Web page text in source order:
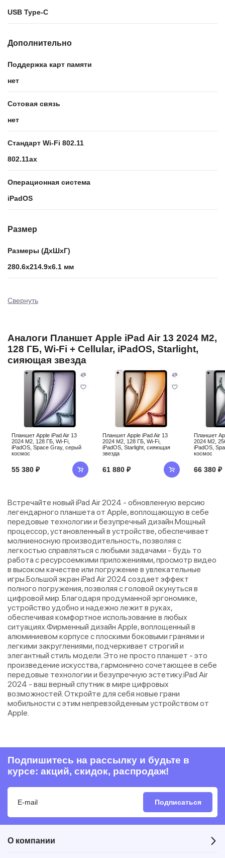
USB Type-C
Дополнительно
Поддержка карт памяти
нет
Сотовая связь
нет
Стандарт Wi-Fi 802.11
802.11ax
Операционная система
iPadOS
Размер
Размеры (ДхШхГ)
280.6x214.9x6.1 мм
Свернуть
Аналоги Планшет Apple iPad Air 13 2024 M2,
128 ГБ, Wi-Fi + Cellular, iPadOS, Starlight,
сияющая звезда
Планшет Apple iPad Air 13
2024 M2, 128 ГБ, Wi-Fi,
iPadOS, Space Gray, серый
космос
55 380 ₽
Планшет Apple iPad Air 13
2024 M2, 128 ГБ, Wi-Fi,
iPadOS, Starlight, сияющая
звезда
61 880 ₽
Планшет
2024 M2,
iPadOS,
космос
66 380 ₽
Встречайте новый iPad Air 2024 - обновленную версию
легендарного планшета от Apple, воплощающую в себе
передовые технологии и безупречный дизайн.Мощный
процессор, установленный в устройстве, обеспечивает
молниеносную производительность, позволяя с
легкостью справляться с любыми задачами - будь то
работа с ресурсоемкими приложениями, просмотр видео
в высоком качестве или погружение в увлекательные
игры.Большой экран iPad Air 2024 создает эффект
полного погружения, позволяя с головой окунуться в
цифровой мир. Благодаря продуманной эргономике,
устройство удобно и надежно лежит в руках,
обеспечивая комфортное использование в любых
ситуациях.Фирменный дизайн Apple, воплощенный в
алюминиевом корпусе с плоскими боковыми гранями и
легкими закруглениями, подчеркивает строгий и
элегантный стиль модели. Это не просто планшет - это
произведение искусства, гармонично сочетающее в себе
передовые технологии и безупречную эстетику.iPad Air
2024 - ваш верный спутник в мире цифровых
возможностей. Откройте для себя новые грани
мобильности с этим непревзойденным устройством от
Apple.
Подпишитесь на рассылку и будьте в
курсе: акций, скидок, распродаж!
Подписаться
О компании